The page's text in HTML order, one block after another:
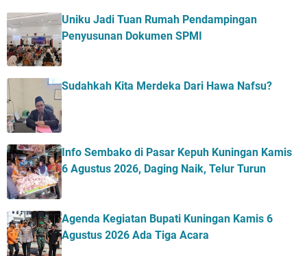
Uniku Jadi Tuan Rumah Pendampingan
Penyusunan Dokumen SPMI
Sudahkah Kita Merdeka Dari Hawa Nafsu?
Info Sembako di Pasar Kepuh Kuningan Kamis
6 Agustus 2026, Daging Naik, Telur Turun
Agenda Kegiatan Bupati Kuningan Kamis 6
Agustus 2026 Ada Tiga Acara